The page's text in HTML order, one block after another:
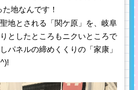
地なんです！
地とされる「関ケ原」を、岐阜
としたところもニクいところで
パネルの締めくくりの「家康」